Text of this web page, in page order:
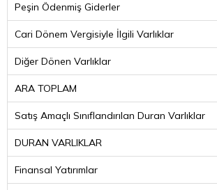
Peşin Ödenmiş Giderler
Cari Dönem Vergisiyle İlgili Varlıklar
Diğer Dönen Varlıklar
ARA TOPLAM
Satış Amaçlı Sınıflandırılan Duran Varlıklar
DURAN VARLIKLAR
Finansal Yatırımlar